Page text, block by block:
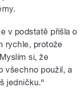
v podstatě přišla o
rychle, protože
si, že
všechno použil, a
jedničku.“